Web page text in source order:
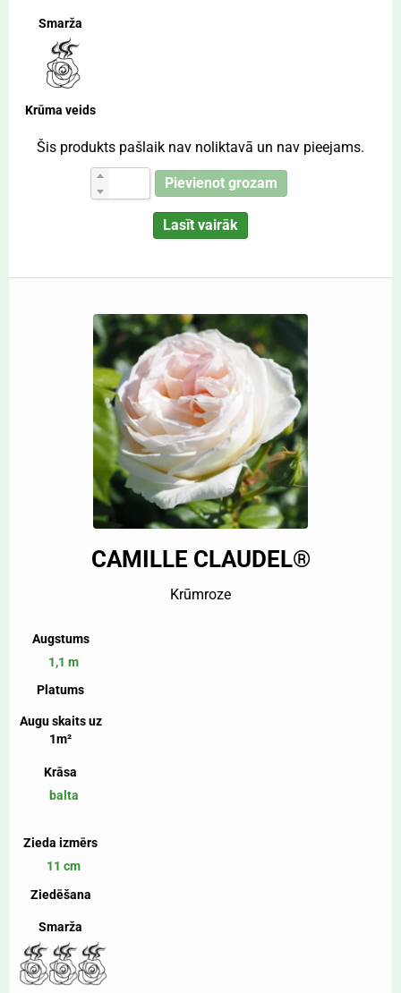
Smarža
Krūma veids
Šis produkts pašlaik nav noliktavā un nav pieejams.
Pievienot grozam
Lasīt vairāk
CAMILLE CLAUDEL®
Krūmroze
Augstums
1,1 m
Platums
Augu skaits uz
1m²
Krāsa
balta
Zieda izmērs
11 cm
Ziedēšana
Smarža